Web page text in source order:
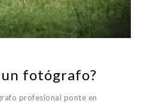
un fotógrafo?
profesional ponte en